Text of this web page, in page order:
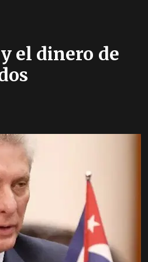
el dinero de